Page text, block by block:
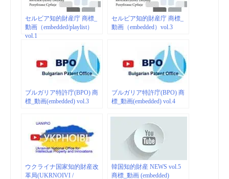
セルビア知的財産庁 商標_
動画（embedded/playlist）
vol.1
セルビア知的財産庁 商標_
動画（embedded）vol.3
ブルガリア特許庁(BPO) 商
標_動画(embedded) vol.3
ブルガリア特許庁(BPO) 商
標_動画(embedded) vol.4
ウクライナ国家知的財産改
革局(UKRNOIVI /
韓国知的財産 NEWS vol.5
商標_動画 (embedded)